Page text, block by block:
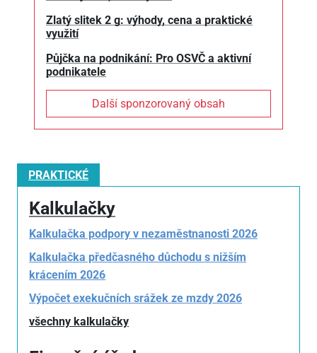
Zlatý slitek 2 g: výhody, cena a praktické
využití
Půjčka na podnikání: Pro OSVČ a aktivní
podnikatele
Další sponzorovaný obsah
PRAKTICKÉ
Kalkulačky
Kalkulačka podpory v nezaměstnanosti 2026
Kalkulačka předčasného důchodu s nižším
krácením 2026
Výpočet exekučních srážek ze mzdy 2026
všechny kalkulačky